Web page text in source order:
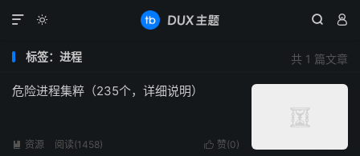
  

共 1 篇文章
标签：进程
危险进程集粹（235个，详细说明）
 赞(0)
 资源 阅读(1458)